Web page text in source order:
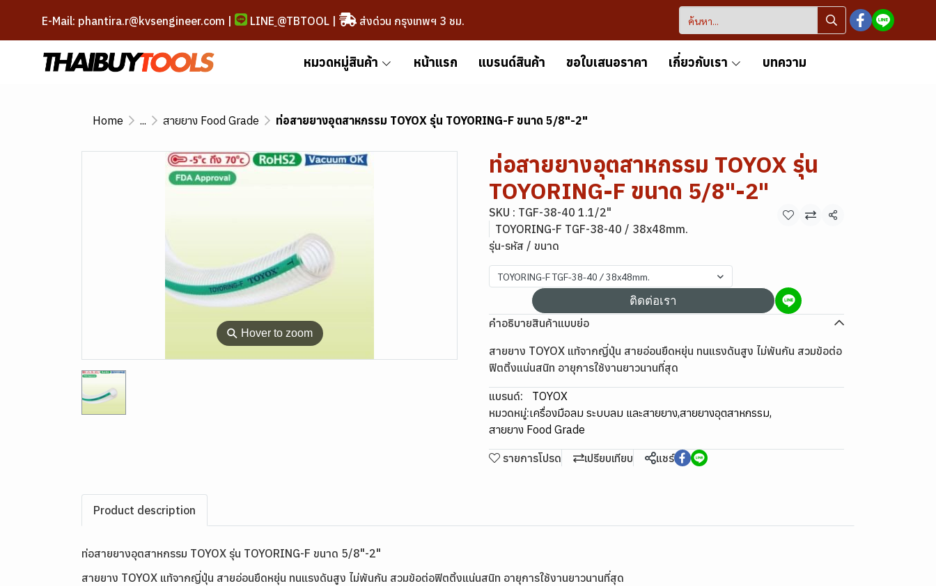
E-Mail: phantira.r@kvsengineer.com | LINE @TBTOOL| ส่งด่วน กรุงเทพฯ 3 ชม.
หมวดหมู่สินค้า หน้าแรก แบรนด์สินค้า ขอใบเสนอราคา เกี่ยวกับเรา บทความ
Home ... สายยาง Food Grade ท่อสายยางอุตสาหกรรม TOYOX รุ่น TOYORING-F ขนาด 5/8"-2"
⚲ Hover to zoom
ท่อสายยางอุตสาหกรรม TOYOX รุ่น
TOYORING-F ขนาด 5/8"-2"
SKU : TGF-38-40 1.1/2"
TOYORING-F TGF-38-40 / 38x48mm.
แชร์
รุ่น-รหัส / ขนาด
TOYORING-F TGF-38-40 / 38x48mm.
ติดต่อเรา
คำอธิบายสินค้าแบบย่อ
สายยาง TOYOX แท้จากญี่ปุ่น สายอ่อนยืดหยุ่น ทนแรงดันสูง ไม่พันกัน สวมข้อต่อ
ฟิตติ้งแน่นสนิท อายุการใช้งานยาวนานที่สุด
แบรนด์:
TOYOX
หมวดหมู่:เครื่องมือลม ระบบลม และสายยาง,สายยางอุตสาหกรรม,
สายยาง Food Grade
รายการโปรด เปรียบเทียบ แชร์
Product description
ท่อสายยางอุตสาหกรรม TOYOX รุ่น TOYORING-F ขนาด 5/8"-2"
สายยาง TOYOX แท้จากญี่ปุ่น สายอ่อนยืดหยุ่น ทนแรงดันสูง ไม่พันกัน สวมข้อต่อฟิตติ้งแน่นสนิท อายุการใช้งานยาวนานที่สุด